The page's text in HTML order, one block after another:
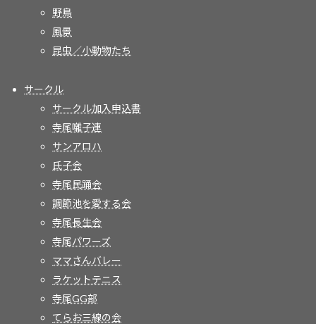
野鳥
風景
昆虫／小動物たち
サークル
サークル加入申込書
寺尾囃子連
サンアロハ
氏子会
寺尾民踊会
調節池を愛する会
寺尾長生会
寺尾パワーズ
ママさんバレー
ラケットテニス
寺尾GG部
てらお三線の会